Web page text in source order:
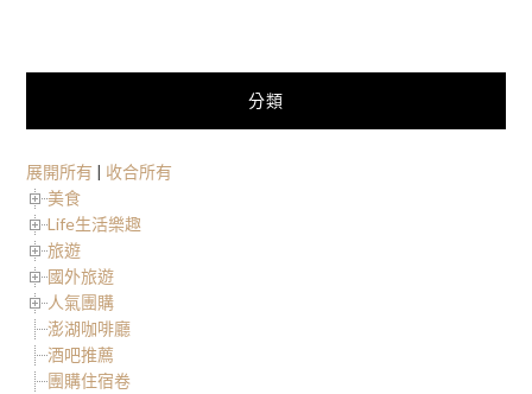
分類
展開所有 | 收合所有
美食
Life生活樂趣
旅遊
國外旅遊
人氣團購
澎湖咖啡廳
酒吧推薦
團購住宿卷